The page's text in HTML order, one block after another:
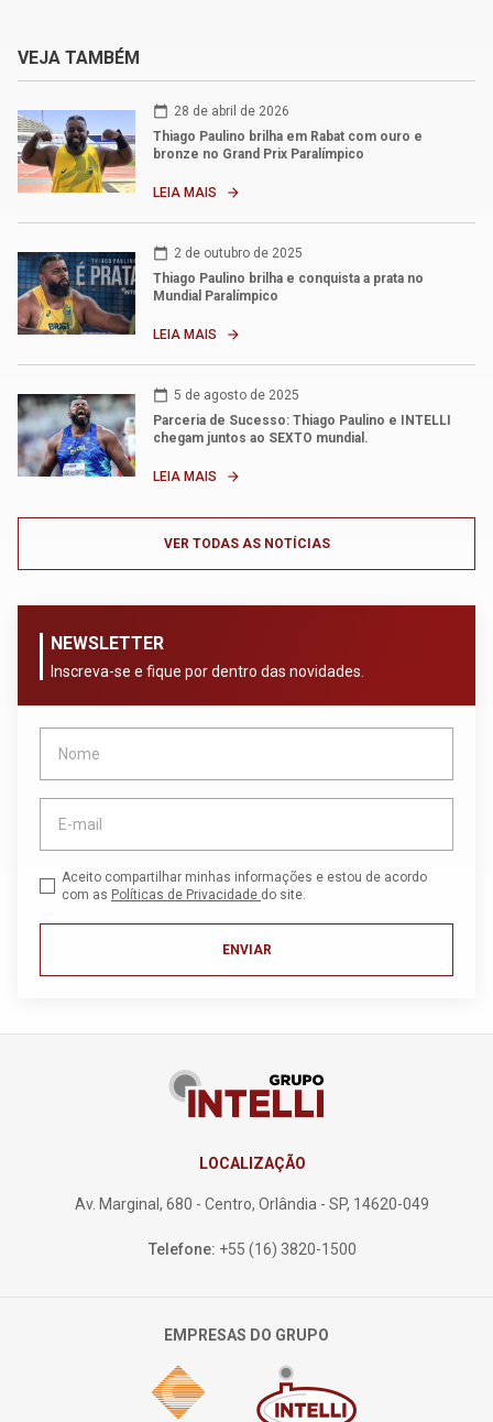
VEJA TAMBÉM
calendar_today 28 de abril de 2026
Thiago Paulino brilha em Rabat com ouro e
bronze no Grand Prix Paralímpico
LEIA MAIS arrow_forward
calendar_today 2 de outubro de 2025
Thiago Paulino brilha e conquista a prata no
Mundial Paralímpico
LEIA MAIS arrow_forward
calendar_today 5 de agosto de 2025
Parceria de Sucesso: Thiago Paulino e INTELLI
chegam juntos ao SEXTO mundial.
LEIA MAIS arrow_forward
VER TODAS AS NOTÍCIAS
NEWSLETTER
Inscreva-se e fique por dentro das novidades.
Aceito compartilhar minhas informações e estou de acordo
com as Políticas de Privacidade do site.
ENVIAR
LOCALIZAÇÃO
Av. Marginal, 680 - Centro, Orlândia - SP, 14620-049
Telefone: +55 (16) 3820-1500
EMPRESAS DO GRUPO